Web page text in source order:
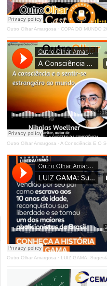
Outro Olhar Amargosa · COPA DO MUNDO 2022 - OUTRO OLHAR CAST
Outro Olhar Amargosa · A Consciência E O Sentir - Se Estrangeiro
Outro Olhar Amargosa · LUIZ GAMA: Sugestão Outro